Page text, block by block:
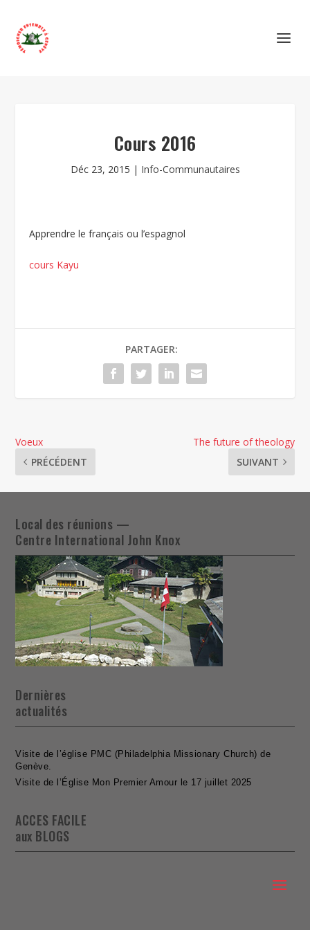
Cours 2016
Déc 23, 2015 | Info-Communautaires
Apprendre le français ou l’espagnol
cours Kayu
PARTAGER:
Voeux
PRÉCÉDENT
The future of theology
SUIVANT
Local des réunions —
Centre International John Knox
Dernières
actualités
Visite de l’église PMC (Philadelphia Missionary Church) de
Genève.
Visite de l’Église Mon Premier Amour le 17 juillet 2025
ACCES FACILE
aux BLOGS